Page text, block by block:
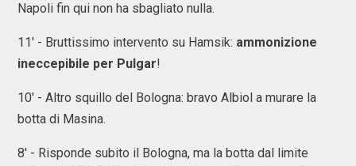
Napoli fin qui non ha sbagliato nulla.
11' - Bruttissimo intervento su Hamsik: ammonizione
ineccepibile per Pulgar!
10' - Altro squillo del Bologna: bravo Albiol a murare la
botta di Masina.
8' - Risponde subito il Bologna, ma la botta dal limite